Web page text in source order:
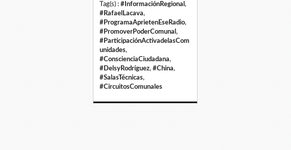
Tag(s) : #InformaciónRegional ,
#RafaelLacava,
#ProgramaAprietenEseRadio,
#PromoverPoderComunal ,
#ParticipaciónActivadelasCom
unidades,
#ConscienciaCiudadana,
#DelsyRodríguez, #China,
#SalasTécnicas,
#CircuitosComunales